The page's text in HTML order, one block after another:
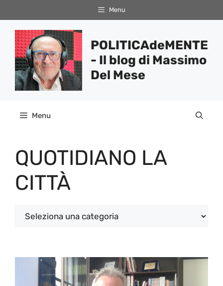
al
contenuto
Menu
POLITICAdeMENTE
- Il blog di Massimo
Del Mese
Menu
QUOTIDIANO LA
CITTÀ
Categorie